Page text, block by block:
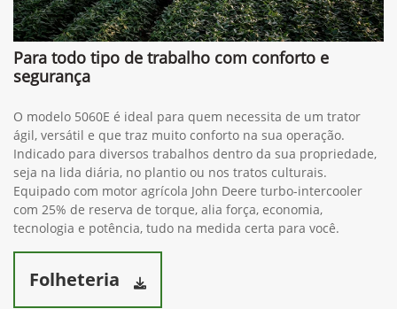
Para todo tipo de trabalho com conforto e
segurança
O modelo 5060E é ideal para quem necessita de um trator
ágil, versátil e que traz muito conforto na sua operação.
Indicado para diversos trabalhos dentro da sua propriedade,
seja na lida diária, no plantio ou nos tratos culturais.
Equipado com motor agrícola John Deere turbo-intercooler
com 25% de reserva de torque, alia força, economia,
tecnologia e potência, tudo na medida certa para você.
Folheteria